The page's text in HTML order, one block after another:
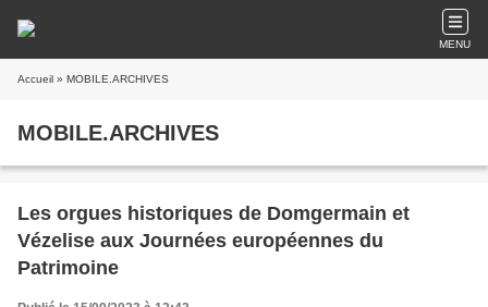
MENU
Accueil » MOBILE.ARCHIVES
MOBILE.ARCHIVES
Les orgues historiques de Domgermain et
Vézelise aux Journées européennes du
Patrimoine